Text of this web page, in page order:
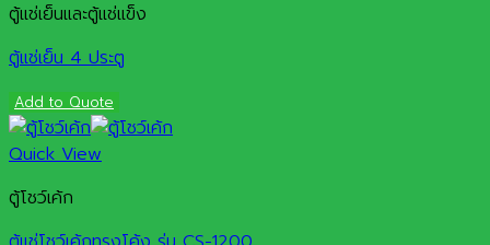
ตู้แช่เย็นและตู้แช่แข็ง
ตู้แช่เย็น 4 ประตู
Add to Quote
Quick View
ตู้โชว์เค้ก